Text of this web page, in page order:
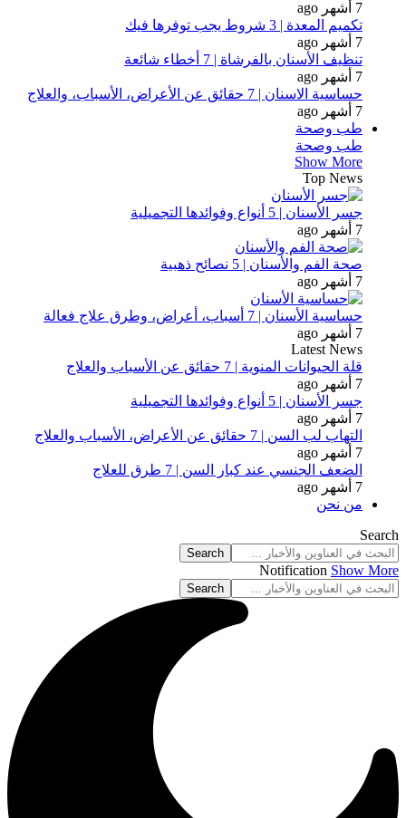
7 أشهر ago
تكميم المعدة | 3 شروط يجب توفرها فيك
7 أشهر ago
تنظيف الأسنان بالفرشاة | 7 أخطاء شائعة
7 أشهر ago
حساسية الاسنان | 7 حقائق عن الأعراض، الأسباب، والعلاج
7 أشهر ago
طب وصحة
طب وصحة
Show More
Top News
جسر الأسنان | 5 أنواع وفوائدها التجميلية
7 أشهر ago
صحة الفم والأسنان | 5 نصائح ذهبية
7 أشهر ago
حساسية الأسنان | 7 أسباب، أعراض، وطرق علاج فعالة
7 أشهر ago
Latest News
قلة الحيوانات المنوية | 7 حقائق عن الأسباب والعلاج
7 أشهر ago
جسر الأسنان | 5 أنواع وفوائدها التجميلية
7 أشهر ago
التهاب لب السن | 7 حقائق عن الأعراض، الأسباب والعلاج
7 أشهر ago
الضعف الجنسي عند كبار السن | 7 طرق للعلاج
7 أشهر ago
من نحن
Search
Notification Show More